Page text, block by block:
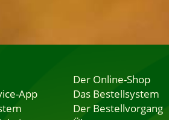
App
Der Online-Shop
Das Bestellsystem
Der Bestellvorgang